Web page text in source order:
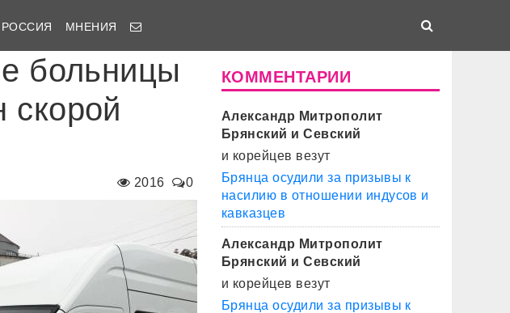
РОССИЯ МНЕНИЯ
больницы
2016 0
КОММЕНТАРИИ
Александр Митрополит
Брянский и Севский
и корейцев везут
Брянца осудили за призывы к
насилию в отношении индусов и
кавказцев
Александр Митрополит
Брянский и Севский
и корейцев везут
Брянца осудили за призывы к